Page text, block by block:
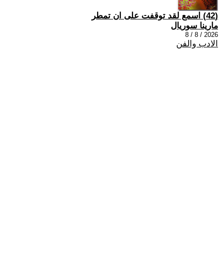
(42) اسمع لقد توقفت على ان تمطر
مارينا سوريال
2026 / 8 / 8
الادب والفن